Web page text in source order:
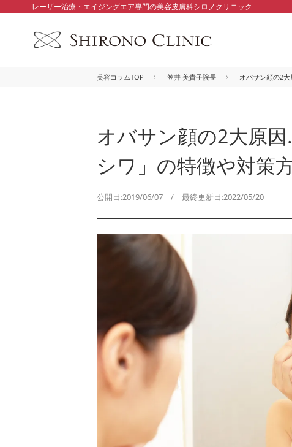
レーザー治療・エイジングエア専門の美容皮膚科シロノクリニック
美容コラムTOP 笠井 美貴子院長 オバサン顔の2
オバサン顔の2大原
シワ」の特徴や対策
公開日:2019/06/07 / 最終更新日:2022/05/20